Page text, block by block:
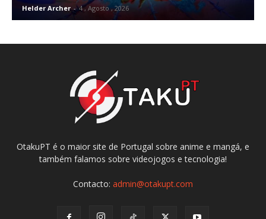
Helder Archer - 4 , Agosto , 2026
OtakuPT é o maior site de Portugal sobre anime e mangá, e
também falamos sobre videojogos e tecnologia!
Contacto: admin@otakupt.com